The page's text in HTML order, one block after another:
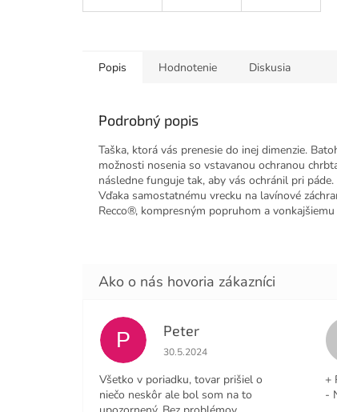
Popis Hodnotenie Diskusia
Podrobný popis
Taška, ktorá vás prenesie do inej dimenzie.
možnosti nosenia so vstavanou ochranou
následne funguje tak, aby vás ochránil pri páde.
Vďaka samostatnému vrecku na lavínové
Recco®, kompresným popruhom a
P Peter
Hodnotenie obchodu je 4 z 5
30.5.2024
Všetko v poriadku, tovar prišiel o
niečo neskôr ale bol som na to
+
-